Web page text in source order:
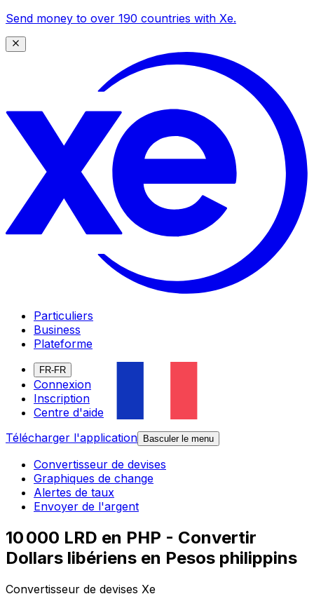
Send money to over 190 countries with Xe.
Particuliers
Business
Plateforme
FR-FR
Connexion
Inscription
Centre d'aide
Télécharger l'application
Basculer le menu
Convertisseur de devises
Graphiques de change
Alertes de taux
Envoyer de l'argent
10 000 LRD en PHP - Convertir
Dollars libériens en Pesos philippins
Convertisseur de devises Xe